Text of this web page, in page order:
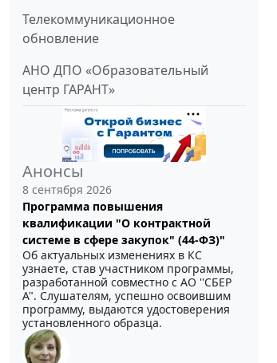
Телекоммуникационное
обновление
АНО ДПО «Образовательный
центр ГАРАНТ»
Анонсы
8 сентября 2026
Программа повышения
квалификации "О контрактной
системе в сфере закупок" (44-ФЗ)"
Об актуальных изменениях в КС
узнаете, став участником программы,
разработанной совместно с АО ''СБЕР
А". Слушателям, успешно освоившим
программу, выдаются удостоверения
установленного образца.